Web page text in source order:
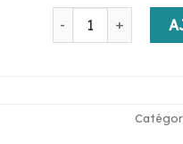
quantité de beats